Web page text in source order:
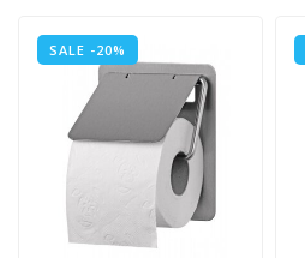
SALE -20%